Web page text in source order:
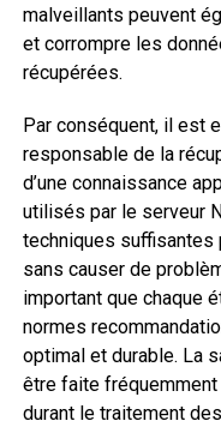
malveillants peuvent
et corrompre les
récupérées.
Par conséquent, il est
responsable de la
d’une connaissance
utilisés par le serveur
techniques suffisantes
sans causer de
important que chaque
normes
optimal et durable. La
être faite fréquemment
durant le traitement